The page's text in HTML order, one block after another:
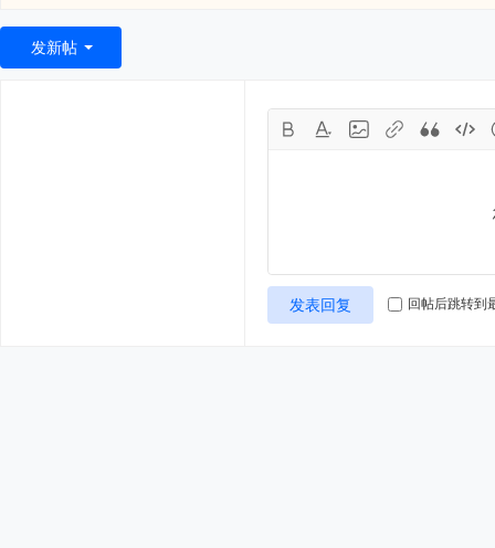
发新帖
发表回复 回帖后跳转到